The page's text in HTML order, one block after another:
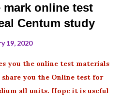
mark online test
Centum study
19, 2020
you the online test materials
you the Online test for
all units. Hope it is useful